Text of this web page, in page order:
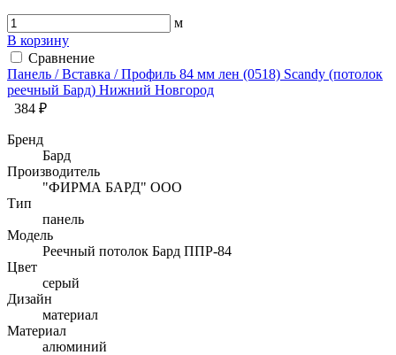
м
В корзину
Сравнение
Панель / Вставка / Профиль 84 мм лен (0518) Sсandy (потолок
реечный Бард) Нижний Новгород
384 ₽
Бренд
Бард
Производитель
"ФИРМА БАРД" ООО
Тип
панель
Модель
Реечный потолок Бард ППР-84
Цвет
серый
Дизайн
материал
Материал
алюминий